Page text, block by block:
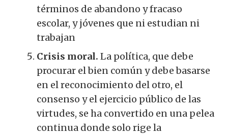
términos de abandono y fracaso
escolar, y jóvenes que ni estudian ni
trabajan
Crisis moral. La política, que debe
procurar el bien común y debe basarse
en el reconocimiento del otro, el
consenso y el ejercicio público de las
virtudes, se ha convertido en una pelea
continua donde solo rige la